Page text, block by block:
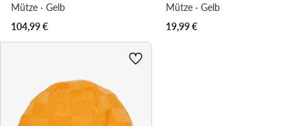
Mütze · Gelb
104,99€
Mütze · Gelb
19,99€